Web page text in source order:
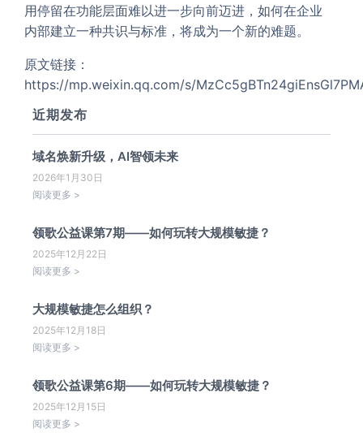
用停留在功能层面难以进一步向前迈进，如何在企业
内部建立一种共识与标准，将成为一个新的难题。
原文链接：
https://mp.weixin.qq.com/s/
近期发布
域名焕新升级，AI智领未来
2026年1月30日
阅读更多 >
领歌公益课第7期——如何玩转大规模敏捷？
2025年12月22日
阅读更多 >
大规模敏捷怎么组织？
2025年12月18日
阅读更多 >
领歌公益课第6期——如何玩转大规模敏捷？
2025年12月15日
阅读更多 >